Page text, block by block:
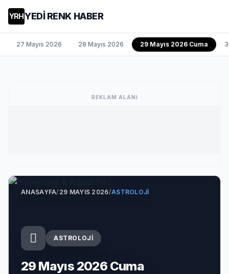
YRHYEDİ RENK HABER
27 Mayıs 2026 28 Mayıs 2026 29 Mayıs 2026 Cuma
REKLAM ALANI
ANASAYFA/29 MAYIS 2026/ASTROLOJI
ASTROLOJI
29 Mayıs 2026 Cuma